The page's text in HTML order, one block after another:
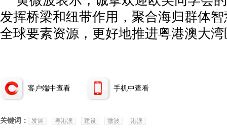
发挥桥梁和纽带作用，聚合海归群体
全球要素资源，更好地推进粤港澳大
客户端中查看 手机中查看
关键词： 发展 粤港澳 建设 微波 港澳